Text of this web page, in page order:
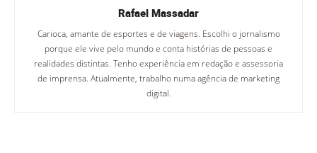
Rafael Massadar
Carioca, amante de esportes e de viagens. Escolhi o jornalismo
porque ele vive pelo mundo e conta histórias de pessoas e
realidades distintas. Tenho experiência em redação e assessoria
de imprensa. Atualmente, trabalho numa agência de marketing
digital.